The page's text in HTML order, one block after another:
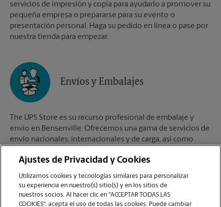
servicios de impresión y copia para ayudarlo a promover su
pequeña empresa o prepararse para su evento o
presentación personal. Haga su pedido en línea o pase por
nuestra tienda para empezar.
Envíos y Embalajes
The UPS Store es su recurso profesional de embalaje y
envío en Bensenville. Ofrecemos una gama de servicios de
envío nacionales, internacionales y de carga, así como
suministros de embalaje. Los The UPS Store Certified
Packing Experts en Bensenville están aquí para ayudarlo a
realizar sus envíos con confianza.
Ajustes de Privacidad y Cookies
Utilizamos cookies y tecnologías similares para personalizar
su experiencia en nuestro(s) sitio(s) y en los sitios de
nuestros socios. Al hacer clic en "ACCEPTAR TODAS LAS
COOKIES", acepta el uso de todas las cookies. Puede cambiar